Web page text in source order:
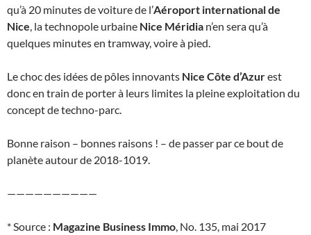
qu’à 20 minutes de voiture de l’Aéroport international de
Nice, la technopole urbaine Nice Méridia n’en sera qu’à
quelques minutes en tramway, voire à pied.
Le choc des idées de pôles innovants Nice Côte d’Azurest
donc en train de porter à leurs limites la pleine exploitation du
concept de techno-parc.
Bonne raison – bonnes raisons ! – de passer par ce bout de
planète autour de 2018-1019.
——————————
* Source : Magazine Business Immo, No. 135, mai 2017